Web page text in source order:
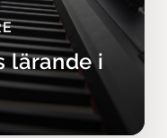
lärande i